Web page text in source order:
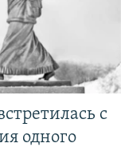
с
одного